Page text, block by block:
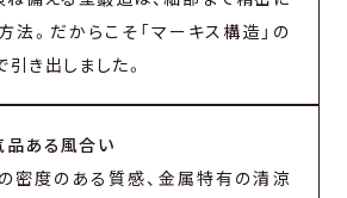
法。だからこそ「マーキス構造」の
き出しました。
品ある風合い
密度のある質感、金属特有の清涼